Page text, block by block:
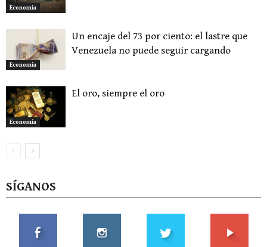
Economía
Economía
Un encaje del 73 por ciento: el lastre que
Venezuela no puede seguir cargando
Economía
El oro, siempre el oro
SÍGANOS